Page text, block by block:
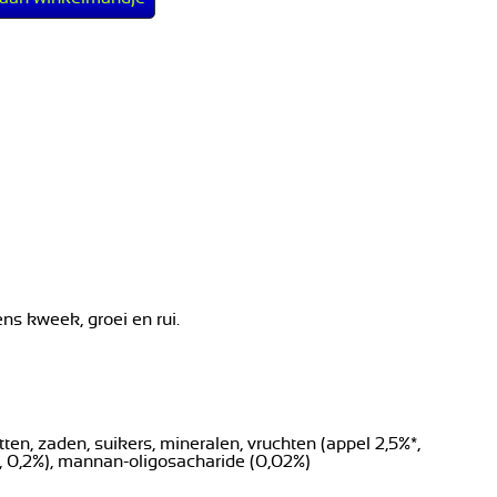
kweek, groei en rui.
zaden, suikers, mineralen, vruchten (appel 2,5%*,
0,2%), mannan-oligosacharide (0,02%)